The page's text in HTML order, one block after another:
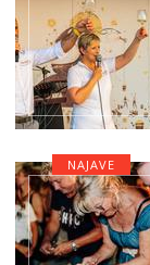
NAJAVE